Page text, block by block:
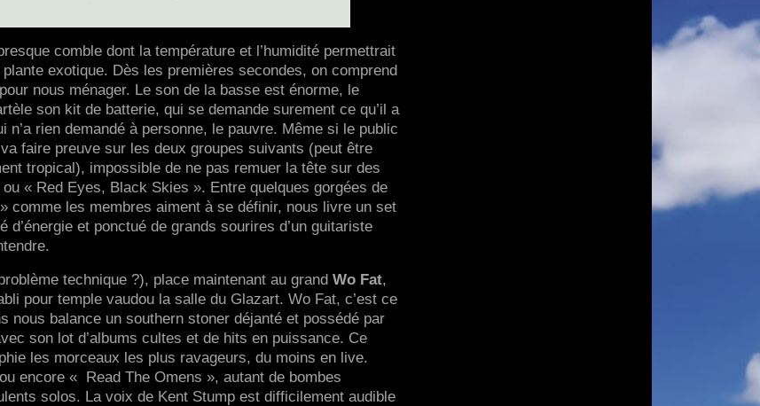
comble dont la température et l’humidité permettrait
exotique. Dès les premières secondes, on comprend
nous ménager. Le son de la basse est énorme, le
son kit de batterie, qui se demande surement ce qu’il a
rien demandé à personne, le pauvre. Même si le public
faire preuve sur les deux groupes suivants (peut être
tropical), impossible de ne pas remuer la tête sur des
« Red Eyes, Black Skies ». Entre quelques gorgées de
comme les membres aiment à se définir, nous livre un set
et ponctué de grands sourires d’un guitariste
technique ?), place maintenant au grand Wo Fat,
pour temple vaudou la salle du Glazart. Wo Fat, c’est ce
nous balance un southern stoner déjanté et possédé par
son lot d’albums cultes et de hits en puissance. Ce
les morceaux les plus ravageurs, du moins en live.
encore « Read The Omens », autant de bombes
solos. La voix de Kent Stump est difficilement audible